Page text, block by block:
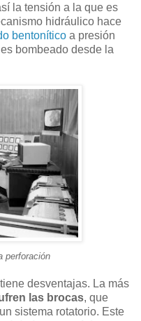
la tensión a la que es
hidráulico hace
bentonítico a presión
bombeado desde la
perforación
desventajas. La más
las brocas, que
sistema rotatorio. Este